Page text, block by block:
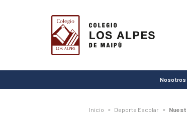
Colegio
Los
Alpes
de
Maipú
Nosotros
Inicio » Deporte Escolar »